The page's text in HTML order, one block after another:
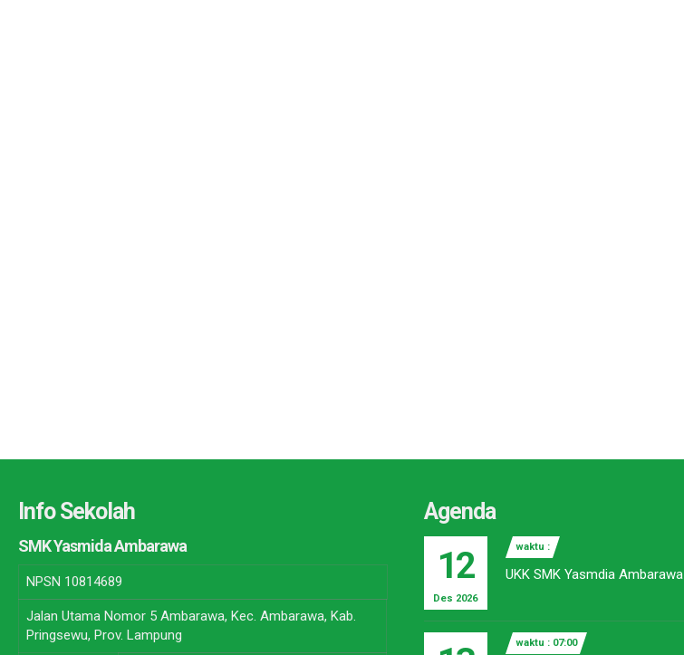
Info Sekolah
SMK Yasmida Ambarawa
NPSN 10814689
Jalan Utama Nomor 5 Ambarawa, Kec. Ambarawa, Kab.
Pringsewu, Prov. Lampung
Agenda
12
Des 2026
waktu :
UKK SMK Yasmdia Ambarawa
waktu : 07:00